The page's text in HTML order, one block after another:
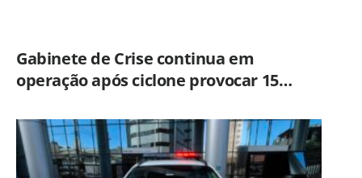
Gabinete de Crise continua em
operação após ciclone provocar 15